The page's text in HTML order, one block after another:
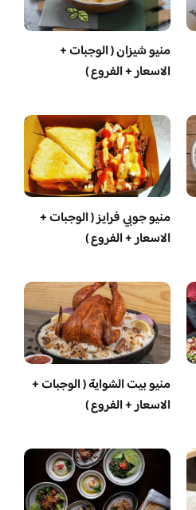
منيو شيزان ( الوجبات +
الاسعار + الفروع )
منيو جوبي فرايز ( الوجبات +
الاسعار + الفروع )
منيو بيت الشواية ( الوجبات +
الاسعار + الفروع )